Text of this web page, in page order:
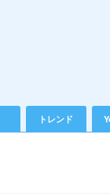
トレンド